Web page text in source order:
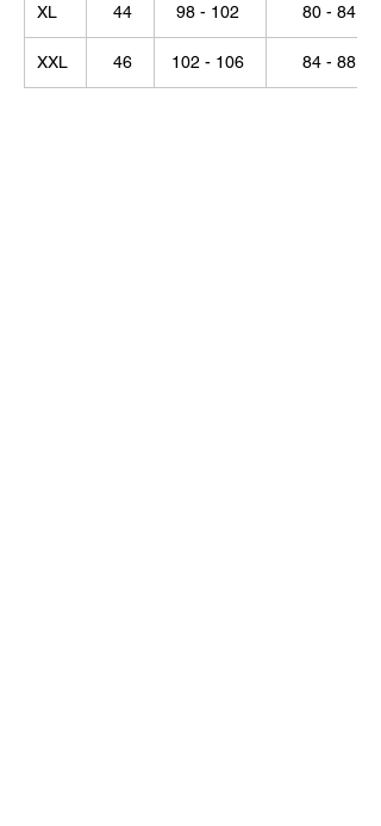
XL 44 98 - 102 80 - 84
XXL 46 102 - 106 84 - 88